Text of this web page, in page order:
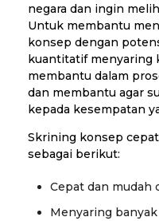
negara dan ingin
Untuk membantu
konsep dengan
kuantitatif menyaring
membantu dalam
dan membantu agar
kepada kesempatan
Skrining konsep
sebagai berikut:
Cepat dan mudah
Menyaring banyak